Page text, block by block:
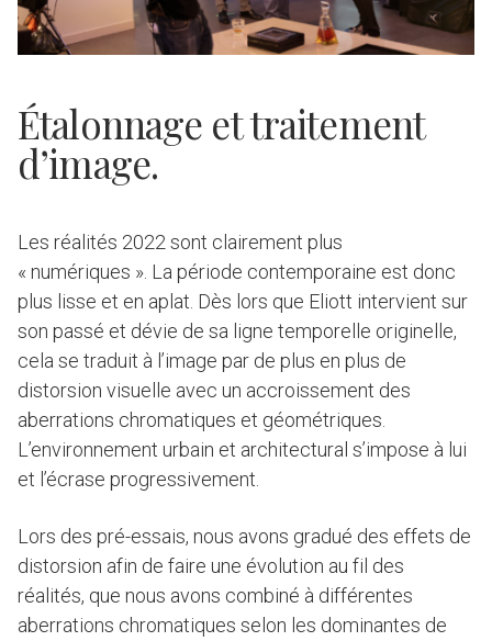
Étalonnage et traitement
d’image.
Les réalités 2022 sont clairement plus
« numériques ». La période contemporaine est donc
plus lisse et en aplat. Dès lors que Eliott intervient sur
son passé et dévie de sa ligne temporelle originelle,
cela se traduit à l’image par de plus en plus de
distorsion visuelle avec un accroissement des
aberrations chromatiques et géométriques.
L’environnement urbain et architectural s’impose à lui
et l’écrase progressivement.
Lors des pré-essais, nous avons gradué des effets de
distorsion afin de faire une évolution au fil des
réalités, que nous avons combiné à différentes
aberrations chromatiques selon les dominantes de